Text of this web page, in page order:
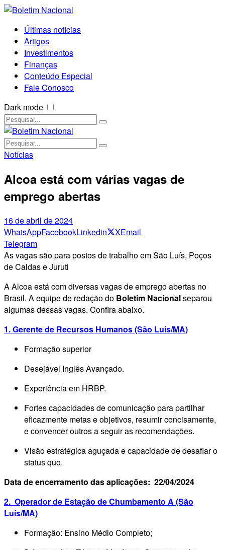
Últimas notícias
Artigos
Investimentos
Finanças
Conteúdo Especial
Fale Conosco
Dark mode
Notícias
Alcoa está com várias vagas de
emprego abertas
16 de abril de 2024
WhatsAppFacebookLinkedin XEmail
Telegram
As vagas são para postos de trabalho em São Luís, Poços
de Caldas e Juruti
A Alcoa está com diversas vagas de emprego abertas no
Brasil. A equipe de redação do Boletim Nacionalseparou
algumas dessas vagas. Confira abaixo.
1. Gerente de Recursos Humanos (São Luís/MA)
Formação superior
Desejável Inglês Avançado.
Experiência em HRBP.
Fortes capacidades de comunicação para partilhar
eficazmente metas e objetivos, resumir concisamente,
e convencer outros a seguir as recomendações.
Visão estratégica aguçada e capacidade de desafiar o
status quo.
Data de encerramento das aplicações: 22/04/2024
2. Operador de Estação de Chumbamento A (São
Luís/MA)
Formação: Ensino Médio Completo;